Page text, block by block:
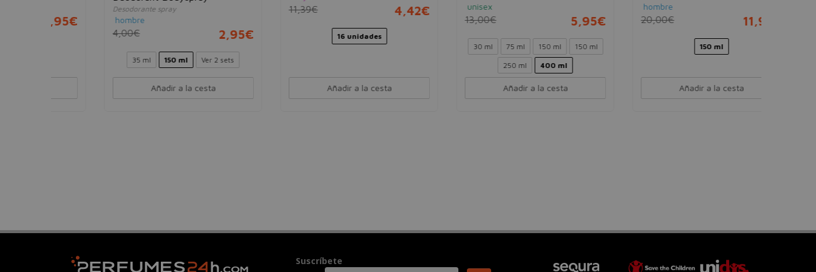
Desodorante spray
hombre
150 ml Ver 2 sets
Añadir a la cesta
16 unidades
Añadir a la cesta
unisex
75 ml 150 ml 150 ml
400 ml
Añadir a la cesta
20,00€
Añadir a la cesta
Suscríbete